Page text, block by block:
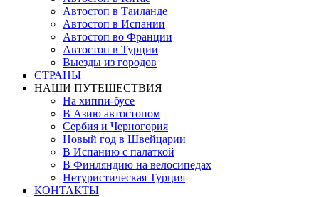
Автостоп в Таиланде
Автостоп в Испании
Автостоп во Франции
Автостоп в Турции
Выезды из городов
СТРАНЫ
НАШИ ПУТЕШЕСТВИЯ
На хиппи-бусе
В Азию автостопом
Сербия и Черногория
Новый год в Швейцарии
В Испанию с палаткой
В Финляндию на велосипедах
Нетуристическая Турция
КОНТАКТЫ